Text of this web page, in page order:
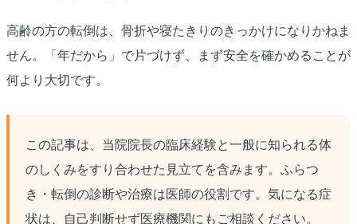
高齢の方の転倒は、骨折や寝たきりのきっかけになりかねま
せん。「年だから」で片づけず、まず安全を確かめることが
何より大切です。
この記事は、当院院長の臨床経験と一般に知られる体
のしくみをすり合わせた見立てを含みます。ふらつ
き・転倒の診断や治療は医師の役割です。気になる症
状は、自己判断せず医療機関にもご相談ください。